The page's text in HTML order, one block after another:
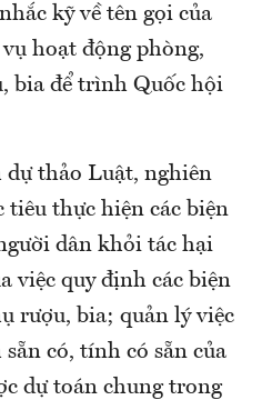
kỹ về tên gọi của
hoạt động phòng,
bia để trình Quốc hội
thảo Luật, nghiên
tiêu thực hiện các biện
dân khỏi tác hại
việc quy định các biện
rượu, bia; quản lý việc
có, tính có sẵn của
dự toán chung trong